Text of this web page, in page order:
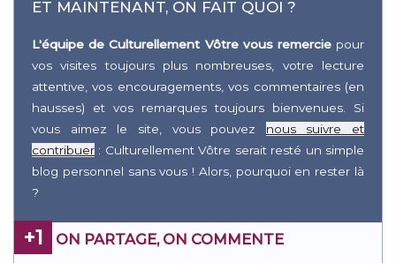
ET MAINTENANT, ON FAIT QUOI ?
L'équipe de Culturellement Vôtre vous remerciepour
vos visites toujours plus nombreuses, votre lecture
attentive, vos encouragements, vos commentaires (en
hausses) et vos remarques toujours bienvenues. Si
vous aimez le site, vous pouvez nous suivre et
contribuer : Culturellement Vôtre serait resté un simple
blog personnel sans vous ! Alors, pourquoi en rester là
?
+1 ON PARTAGE, ON COMMENTE